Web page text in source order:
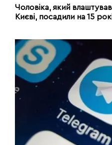
Чоловіка, який влаштував
Києві, посадили на 15